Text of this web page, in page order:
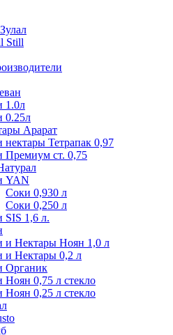
Still
1.0л
0.25л
Арарат
нектары Тетрапак 0,97
Премиум ст. 0,75
YAN
Соки 0,930 л
Соки 0,250 л
SIS 1,6 л.
и Нектары Ноян 1,0 л
и Нектары 0,2 л
Органик
Ноян 0,75 л стекло
Ноян 0,25 л стекло